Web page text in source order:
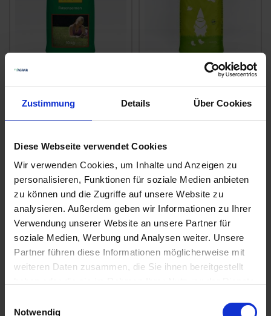
Zustimmung Details Über Cookies
Diese Webseite verwendet Cookies
Wir verwenden Cookies, um Inhalte und Anzeigen zu
personalisieren, Funktionen für soziale Medien anbieten
zu können und die Zugriffe auf unsere Website zu
analysieren. Außerdem geben wir Informationen zu Ihrer
Verwendung unserer Website an unsere Partner für
soziale Medien, Werbung und Analysen weiter. Unsere
Partner führen diese Informationen möglicherweise mit
weiteren Daten zusammen, die Sie ihnen bereitgestellt
Notwendig
u. Spielplatzrasen
zzgl. MwSt.
IN DEN
WARENKORB
Regeneration
zzgl. MwSt.
IN DEN
WARENKORB
Anmelden für Ihren persönlichen Preis
3,96 € / kg
42,37 €
inkl. 7% MwSt.